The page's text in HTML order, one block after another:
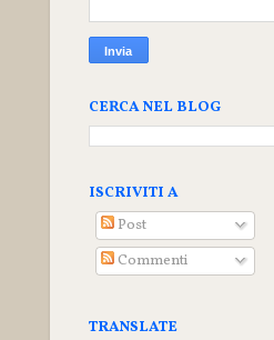
CERCA NEL BLOG
ISCRIVITI A
Post
Commenti
TRANSLATE